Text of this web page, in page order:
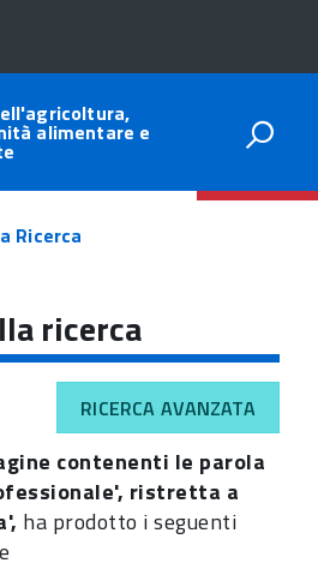
alimentare e
Ricerca
ricerca
RICERCA AVANZATA
contenenti le parola
ristretta a
ha prodotto i seguenti